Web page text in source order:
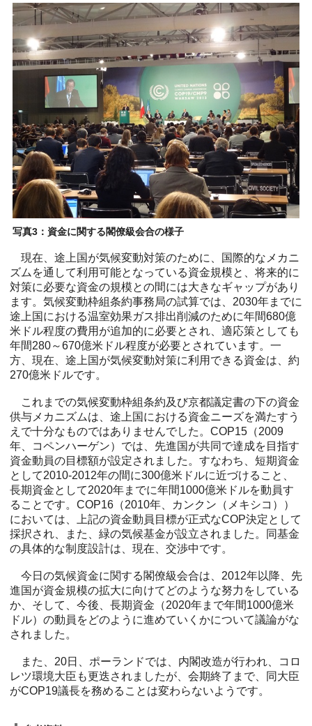
写真3：資金に関する閣僚級会合の様子
現在、途上国が気候変動対策のために、国際的なメカニ
ズムを通して利用可能となっている資金規模と、将来的に
対策に必要な資金の規模との間には大きなギャップがあり
ます。気候変動枠組条約事務局の試算では、2030年までに
途上国における温室効果ガス排出削減のために年間680億
米ドル程度の費用が追加的に必要とされ、適応策としても
年間280～670億米ドル程度が必要とされています。一
方、現在、途上国が気候変動対策に利用できる資金は、約
270億米ドルです。
これまでの気候変動枠組条約及び京都議定書の下の資金
供与メカニズムは、途上国における資金ニーズを満たすう
えで十分なものではありませんでした。COP15（2009
年、コペンハーゲン）では、先進国が共同で達成を目指す
資金動員の目標額が設定されました。すなわち、短期資金
として2010‐2012年の間に300億米ドルに近づけること、
長期資金として2020年までに年間1000億米ドルを動員す
ることです。COP16（2010年、カンクン（メキシコ））
においては、上記の資金動員目標が正式なCOP決定として
採択され、また、緑の気候基金が設立されました。同基金
の具体的な制度設計は、現在、交渉中です。
今日の気候資金に関する閣僚級会合は、2012年以降、先
進国が資金規模の拡大に向けてどのような努力をしている
か、そして、今後、長期資金（2020年まで年間1000億米
ドル）の動員をどのように進めていくかについて議論がな
されました。
また、20日、ポーランドでは、内閣改造が行われ、コロ
レツ環境大臣も更迭されましたが、会期終了まで、同大臣
がCOP19議長を務めることは変わらないようです。